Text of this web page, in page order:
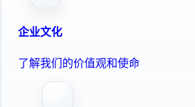
企业文化
了解我们的价值观和使命